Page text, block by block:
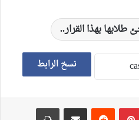
طلابها بهذا القرار..
نسخ الرابط
بينتيريست